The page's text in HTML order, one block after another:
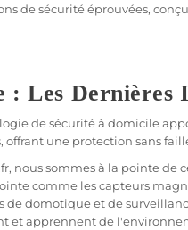
desécuritééprouvées,
: Les
desécuritéà domicile
offrant une protection sans
nous sommes à la pointe de
comme les capteurs
dedomotiqueet de
et apprennent de